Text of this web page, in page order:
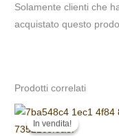
Solamente clienti che
acquistato questo
Prodotti correlati
In vendita!
In vendita!
Il
prezzo
originale
Il
attuale